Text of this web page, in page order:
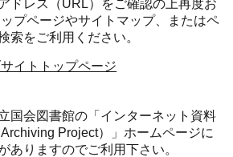
ドレス（URL）をご確認の上再度お
プページやサイトマップ、またはペ
索をご利用ください。
イトトップページ
国会図書館の「インターネット資料
Project）」ホームページに
ありますのでご利用下さい。